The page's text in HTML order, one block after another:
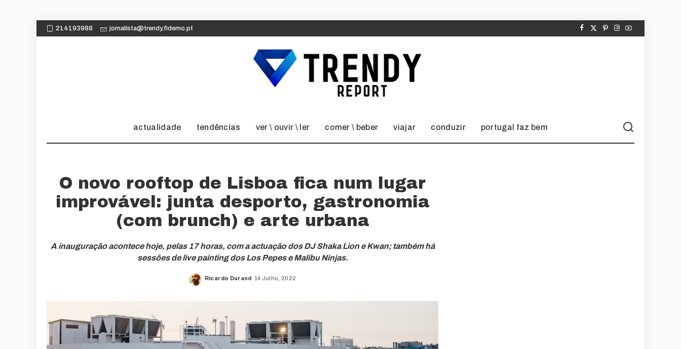
214193988 jornalista@trendy.fidemo.pt
actualidade tendências ver \ ouvir \ ler comer \ beber viajar conduzir portugal faz bem
O novo rooftop de Lisboa fica num lugar
improvável: junta desporto, gastronomia
(com brunch) e arte urbana
A inauguração acontece hoje, pelas 17 horas, com a actuação dos DJ Shaka Lion e Kwan; também há
sessões de live painting dos Los Pepes e Malibu Ninjas.
Posted
Ricardo Durand 14 Julho, 2022